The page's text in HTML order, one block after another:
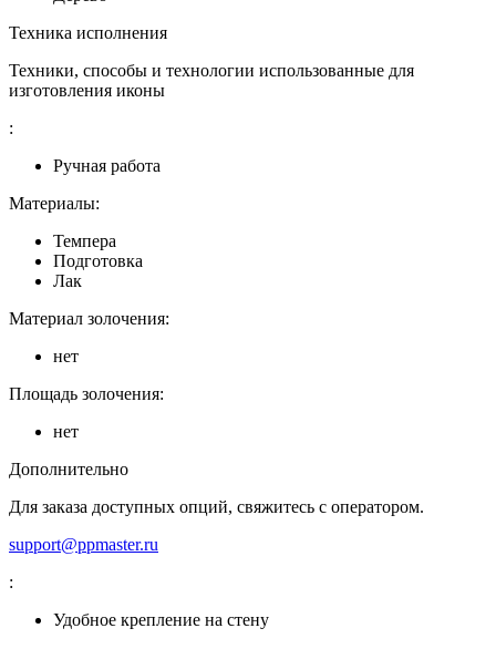
Техника исполнения
Техники, способы и технологии использованные для
изготовления иконы
:
Ручная работа
Материалы:
Темпера
Подготовка
Лак
Материал золочения:
нет
Площадь золочения:
нет
Дополнительно
Для заказа доступных опций, свяжитесь с оператором.
support@ppmaster.ru
:
Удобное крепление на стену